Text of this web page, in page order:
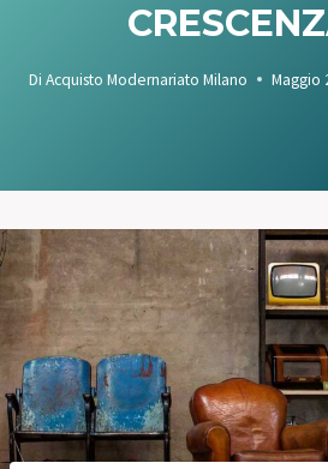
Di Acquisto Modernariato Milano Maggio